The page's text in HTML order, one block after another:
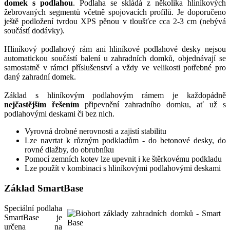
domek s podlahou. Podlaha se skládá z několika hliníkových
žebrovaných segmentů včetně spojovacích profilů. Je doporučeno
ještě podložení tvrdou XPS pěnou v tloušťce cca 2-3 cm (nebývá
součástí dodávky).
Hliníkový podlahový rám ani hliníkové podlahové desky nejsou
automatickou součástí balení u zahradních domků, objednávají se
samostatně v rámci příslušenství a vždy ve velikosti potřebné pro
daný zahradní domek.
Základ s hliníkovým podlahovým rámem je každopádně
nejčastějším řešením připevnění zahradního domku, ať už s
podlahovými deskami či bez nich.
Vyrovná drobné nerovnosti a zajistí stabilitu
Lze navrtat k různým podkladům - do betonové desky, do
rovné dlažby, do obrubníku
Pomocí zemních kotev lze upevnit i ke štěrkovému podkladu
Lze použít v kombinaci s hliníkovými podlahovými deskami
Základ SmartBase
Speciální podlaha
SmartBase je
určena na